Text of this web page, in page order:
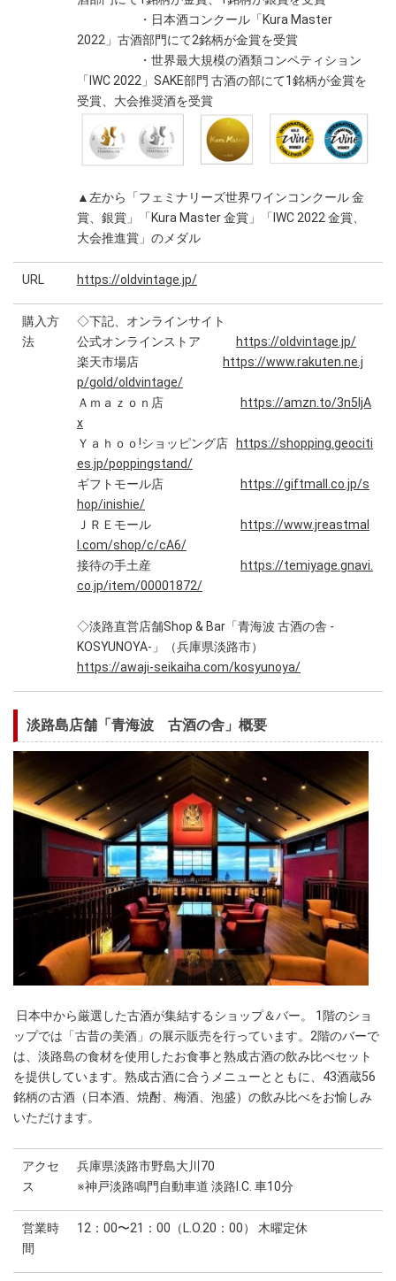
・日本酒コンクール「Kura Master
2022」古酒部門にて2銘柄が金賞を受賞
・世界最大規模の酒類コンペティション
「IWC 2022」SAKE部門 古酒の部にて1銘柄が金賞を
受賞、大会推奨酒を受賞
▲左から「フェミナリーズ世界ワインコンクール 金
賞、銀賞」「Kura Master 金賞」「IWC 2022 金賞、
大会推進賞」のメダル
URL https://oldvintage.jp/
購入方
法
◇下記、オンラインサイト
公式オンラインストア
https://oldvintage.jp/
楽天市場店
https://www.rakuten.ne.j
p/gold/oldvintage/
Ａｍａｚｏｎ店
https://amzn.to/3n5ljA
x
Ｙａｈｏｏ!ショッピング店
https://shopping.geociti
es.jp/poppingstand/
ギフトモール店
https://giftmall.co.jp/s
hop/inishie/
ＪＲＥモール
https://www.jreastmal
l.com/shop/c/cA6/
接待の手土産
https://temiyage.gnavi.
co.jp/item/00001872/
◇淡路直営店舗Shop & Bar「青海波 古酒の舎 -
KOSYUNOYA-」（兵庫県淡路市）
https://awaji-seikaiha.com/kosyunoya/
淡路島店舗「青海波 古酒の舎」概要
日本中から厳選した古酒が集結するショップ＆バー。 1階のショ
ップでは「古昔の美酒」の展示販売を行っています。2階のバーで
は、淡路島の食材を使用したお食事と熟成古酒の飲み比べセット
を提供しています。熟成古酒に合うメニューとともに、43酒蔵56
銘柄の古酒（日本酒、焼酎、梅酒、泡盛）の飲み比べをお愉しみ
いただけます。
アクセ
ス
兵庫県淡路市野島大川70
※神戸淡路鳴門自動車道 淡路I.C. 車10分
営業時
間
12：00〜21：00（L.O.20：00） 木曜定休